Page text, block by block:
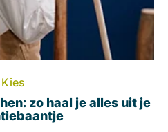
Kies
zo haal je alles uit je